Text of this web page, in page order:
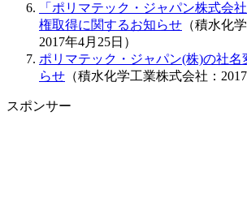
「ポリマテック・ジャパン株式会
権取得に関するお知らせ （積水化
2017年4月25日）
ポリマテック・ジャパン(株)の社名
らせ （積水化学工業株式会社：2017
スポンサー